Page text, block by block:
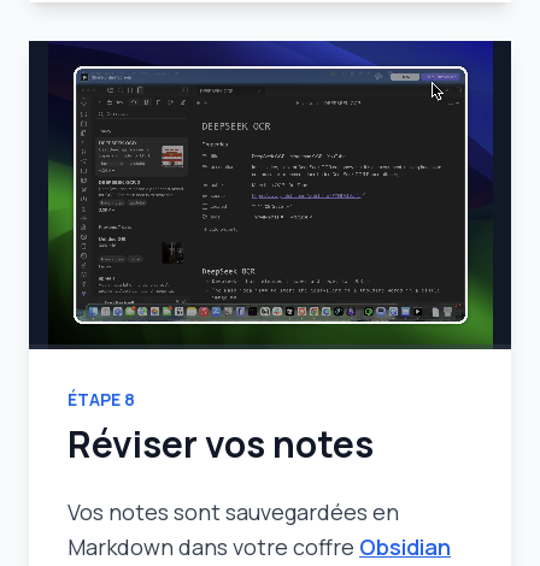
ÉTAPE 8
Réviser vos notes
Vos notes sont sauvegardées en
Markdown dans votre coffre Obsidian